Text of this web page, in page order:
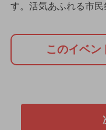
す。活気あふれる市民
このイベン